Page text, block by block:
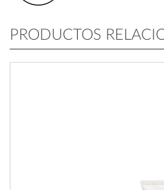
PRODUCTOS